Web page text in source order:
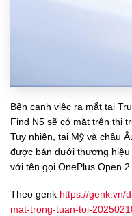
Bên cạnh việc ra mắt tại
Find N5 sẽ có mặt trên thị
Tuy nhiên, tại Mỹ và châu
được bán dưới thương hiệu
với tên gọi OnePlus Open 2.
Theo genk https://genk.vn/
mat-trong-tuan-toi-